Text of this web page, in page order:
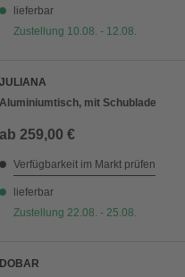
lieferbar
Zustellung 10.08. - 12.08.
JULIANA
Aluminiumtisch, mit Schublade
ab 259,00 €
Verfügbarkeit im Markt prüfen
lieferbar
Zustellung 22.08. - 25.08.
DOBAR